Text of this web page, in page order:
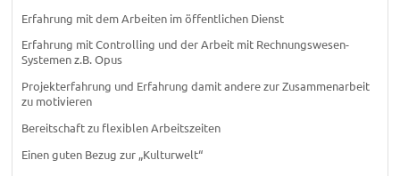
Erfahrung mit dem Arbeiten im öffentlichen Dienst
Erfahrung mit Controlling und der Arbeit mit Rechnungswesen-
Systemen z.B. Opus
Projekterfahrung und Erfahrung damit andere zur Zusammenarbeit
zu motivieren
Bereitschaft zu flexiblen Arbeitszeiten
Einen guten Bezug zur „Kulturwelt“